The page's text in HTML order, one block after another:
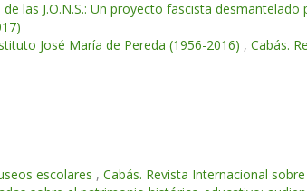
las J.O.N.S.: Un proyecto fascista
José María de Pereda (1956-2016) , Cabás.
escolares , Cabás. Revista Internacional